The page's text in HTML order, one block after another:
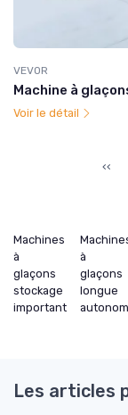
VEVOR
Machine à
Voir le détail
‹‹
Machines
à
glaçons
stockage
important
à
glaçons
longue
Les articles